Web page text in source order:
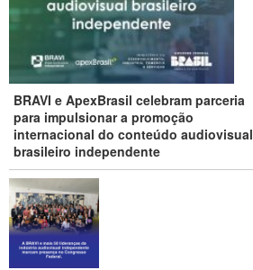
BRAVI e ApexBrasil celebram parceria
para impulsionar a promoção
internacional do conteúdo audiovisual
brasileiro independente